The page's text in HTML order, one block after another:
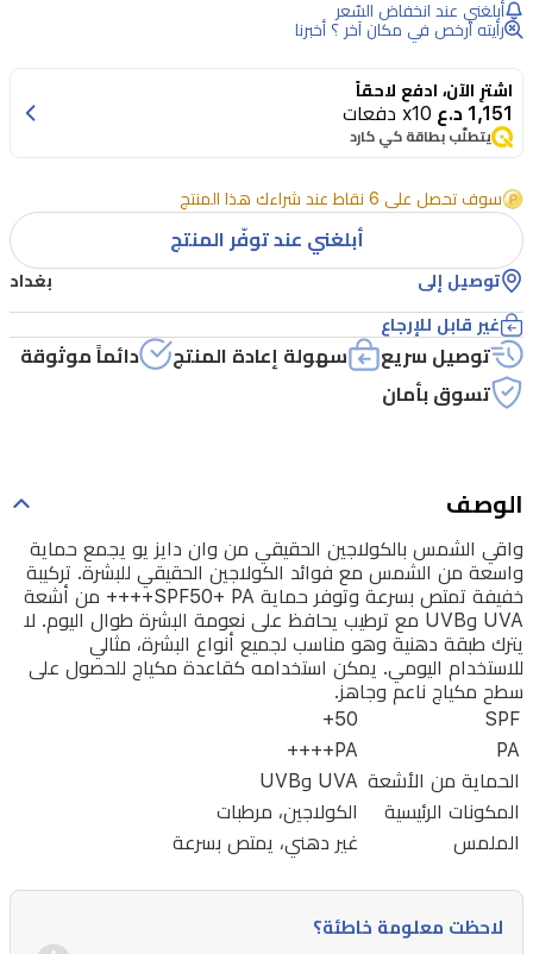
من
دايز
يو
حماية
واسعة
من
الشمس
مع
فوائد
الكولاجين
تركيبة
خفيفة
تمتص
بسرعة
وتوفر
حماية
SPF50+
PA++++
من
أشعة
UVA
مع
ترطيب
أبلغني عند انخفاض السّعر
رأيته أرخص في مكان آخر ؟ أخبرنا
اشترِ الآن، ادفع لاحقاً
1,151 د.ع x10 دفعات
يتطلّب بطاقة كي كارد
سوف تحصل على 6 نقاط عند شراءك هذا المنتج
أبلغني عند توفّر المنتج
توصيل إلى بغداد
غير قابل للإرجاع
توصيل سريع سهولة إعادة المنتج
دائماً موثوقة
تسوق بأمان
الوصف
واقي الشمس بالكولاجين الحقيقي من وان دايز يو يجمع حماية
واسعة من الشمس مع فوائد الكولاجين الحقيقي للبشرة. تركيبة
خفيفة تمتص بسرعة وتوفر حماية SPF50+ PA++++ من أشعة
UVA وUVB مع ترطيب يحافظ على نعومة البشرة طوال اليوم. لا
يترك طبقة دهنية وهو مناسب لجميع أنواع البشرة، مثالي
للاستخدام اليومي. يمكن استخدامه كقاعدة مكياج للحصول على
سطح مكياج ناعم وجاهز.
SPF
50+
PA
PA++++
الحماية من الأشعة UVA وUVB
المكونات الرئيسية
الكولاجين، مرطبات
الملمس
غير دهني، يمتص بسرعة
لاحظت معلومة خاطئة؟